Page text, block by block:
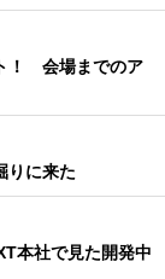
！ 会場までのア
りに来た
本社で見た開発中